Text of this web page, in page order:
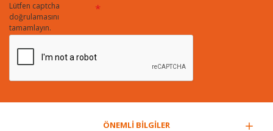
Lütfen captcha
doğrulamasını
tamamlayın.
ÖNEMLİ BİLGİLER